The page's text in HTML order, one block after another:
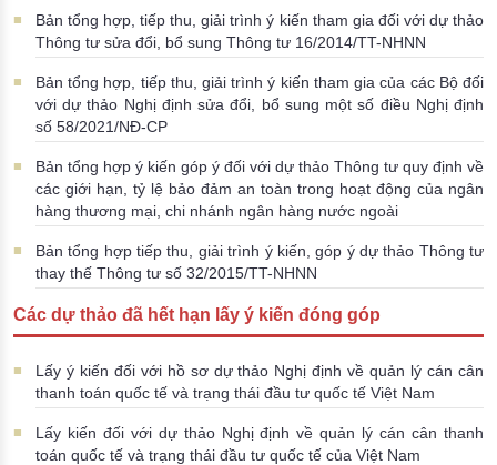
Bản tổng hợp, tiếp thu, giải trình ý kiến tham gia đối với dự thảo
Thông tư sửa đổi, bổ sung Thông tư 16/2014/TT-NHNN
Bản tổng hợp, tiếp thu, giải trình ý kiến tham gia của các Bộ đối
với dự thảo Nghị định sửa đổi, bổ sung một số điều Nghị định
số 58/2021/NĐ-CP
Bản tổng hợp ý kiến góp ý đối với dự thảo Thông tư quy định về
các giới hạn, tỷ lệ bảo đảm an toàn trong hoạt động của ngân
hàng thương mại, chi nhánh ngân hàng nước ngoài
Bản tổng hợp tiếp thu, giải trình ý kiến, góp ý dự thảo Thông tư
thay thế Thông tư số 32/2015/TT-NHNN
Các dự thảo đã hết hạn lấy ý kiến đóng góp
Lấy ý kiến đối với hồ sơ dự thảo Nghị định về quản lý cán cân
thanh toán quốc tế và trạng thái đầu tư quốc tế Việt Nam
Lấy kiến đối với dự thảo Nghị định về quản lý cán cân thanh
toán quốc tế và trạng thái đầu tư quốc tế của Việt Nam